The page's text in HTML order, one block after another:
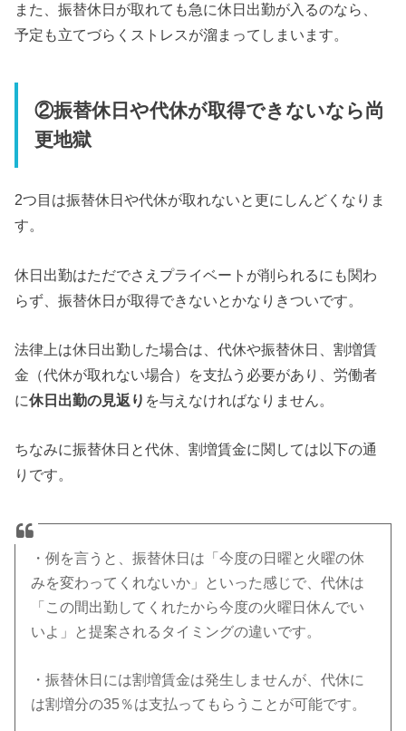
また、振替休日が取れても急に休日出勤が入るのなら、
予定も立てづらくストレスが溜まってしまいます。
②振替休日や代休が取得できないなら尚
更地獄
2つ目は振替休日や代休が取れないと更にしんどくなりま
す。
休日出勤はただでさえプライベートが削られるにも関わ
らず、振替休日が取得できないとかなりきついです。
法律上は休日出勤した場合は、代休や振替休日、割増賃
金（代休が取れない場合）を支払う必要があり、労働者
に休日出勤の見返り を与えなければなりません。
ちなみに振替休日と代休、割増賃金に関しては以下の通
りです。
・例を言うと、振替休日は「今度の日曜と火曜の休
みを変わってくれないか」といった感じで、代休は
「この間出勤してくれたから今度の火曜日休んでい
いよ」と提案されるタイミングの違いです。
・振替休日には割増賃金は発生しませんが、代休に
は割増分の35％は支払ってもらうことが可能です。